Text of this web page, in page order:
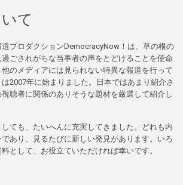
て
プロダクションDemocracyNow！は、草の根の
ごされがちな当事者の声をとどけることを使命
のメディアには見られない特異な報道を行って
2007年に始まりました。日本ではあまり紹介さ
聴者に関係のありそうな題材を厳選して紹介し
ても、たいへんに充実してきました。どれも内
あり、見るたびに新しい発見があります。いろ
として、お役立ていただければ幸いです。